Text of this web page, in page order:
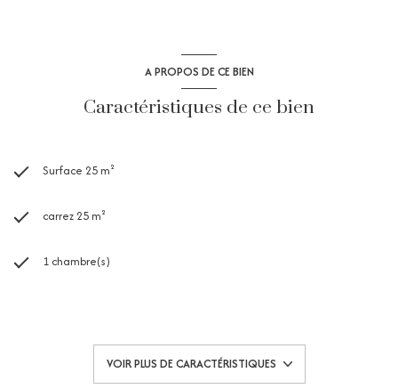
A PROPOS DE CE BIEN
Caractéristiques de ce bien
Surface 25 m²
carrez 25 m²
1 chambre(s)
VOIR PLUS DE CARACTÉRISTIQUES